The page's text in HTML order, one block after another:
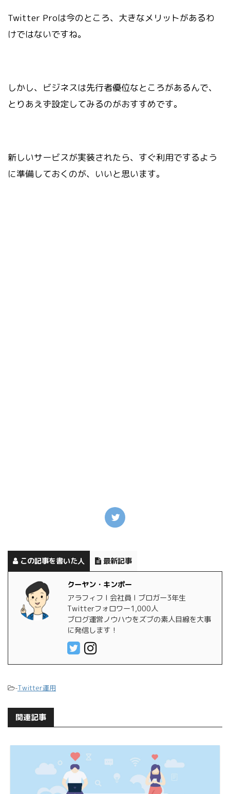
Twitter Proは今のところ、大きなメリットがあるわ
けではないですね。
しかし、ビジネスは先行者優位なところがあるんで、
とりあえず設定してみるのがおすすめです。
新しいサービスが実装されたら、すぐ利用でするよう
に準備しておくのが、いいと思います。
この記事を書いた人 最新記事
クーヤン・キンポー
アラフィフ l 会社員 l ブロガー3年生
Twitterフォロワー1,000人
ブログ運営ノウハウをズブの素人目線を大事
に発信します！
-Twitter運用
関連記事